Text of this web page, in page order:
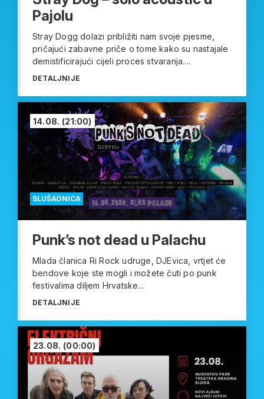
Pajolu
Stray Dogg dolazi približiti nam svoje pjesme,
pričajući zabavne priče o tome kako su nastajale
demistificirajući cijeli proces stvaranja....
DETALJNIJE
SLUŠAONICA
14.08. (21:00)
Punk’s not dead u Palachu
Mlada članica Ri Rock udruge, DJEvica, vrtjet će
bendove koje ste mogli i možete čuti po punk
festivalima diljem Hrvatske...
DETALJNIJE
23.08. (00:00)